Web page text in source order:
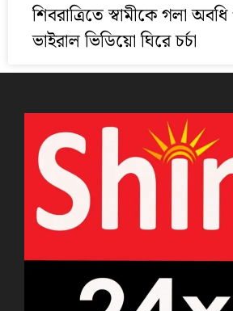
শিবরাত্রিতে স্বামীকে গলা
ভাইরাল ভিডিয়ো ঘিরে চর্চা